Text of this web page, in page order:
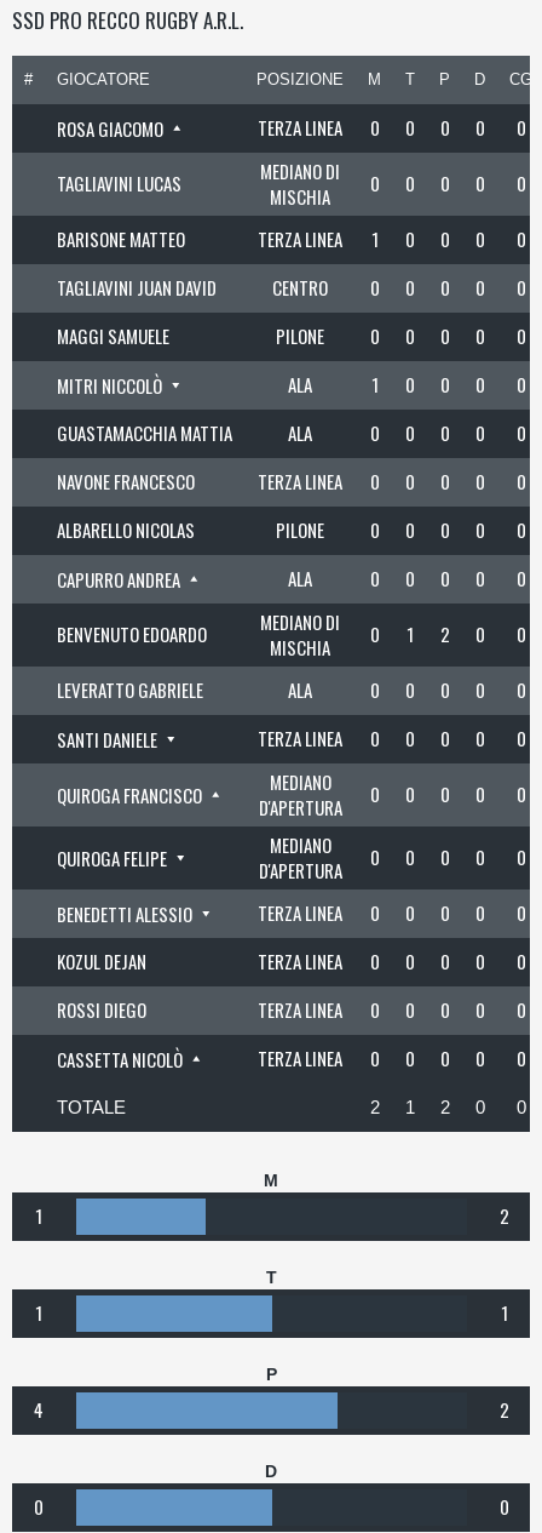
SSD PRO RECCO RUGBY A.R.L.
# GIOCATORE POSIZIONE M T P D CG
ROSA GIACOMO TERZA LINEA 0 0 0 0 0
TAGLIAVINI LUCAS
MEDIANO DI
MISCHIA
0 0 0 0 0
BARISONE MATTEO TERZA LINEA 1 0 0 0
0
TAGLIAVINI JUAN DAVID
CENTRO 0 0 0 0
0
MAGGI SAMUELE
PILONE 0 0 0 0
0
MITRI NICCOLÒ
ALA 1 0 0 0
0
GUASTAMACCHIA MATTIA
ALA 0 0 0 0
0
NAVONE FRANCESCO
TERZA LINEA 0 0 0 0
0
ALBARELLO NICOLAS
PILONE 0 0 0 0
0
CAPURRO ANDREA
ALA 0 0 0 0 0
BENVENUTO EDOARDO
MEDIANO DI
MISCHIA
0 1 2 0 0
LEVERATTO GABRIELE ALA 0 0 0 0
0
SANTI DANIELE
TERZA LINEA 0 0 0 0 0
QUIROGA FRANCISCO
MEDIANO
D'APERTURA
0 0 0 0 0
QUIROGA FELIPE
MEDIANO
D'APERTURA
0 0 0 0 0
BENEDETTI ALESSIO TERZA LINEA 0 0 0 0
0
KOZUL DEJAN
TERZA LINEA 0 0 0 0
0
ROSSI DIEGO
TERZA LINEA 0 0 0 0
0
CASSETTA NICOLÒ
TERZA LINEA 0 0 0 0 0
TOTALE 2 1 2 0 0
M
1 2
T
1 1
P
4 2
D
0 0